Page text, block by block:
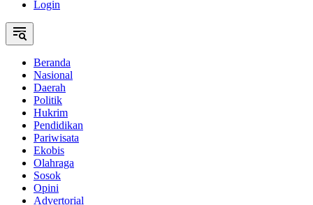
Login
Beranda
Nasional
Daerah
Politik
Hukrim
Pendidikan
Pariwisata
Ekobis
Olahraga
Sosok
Opini
Advertorial